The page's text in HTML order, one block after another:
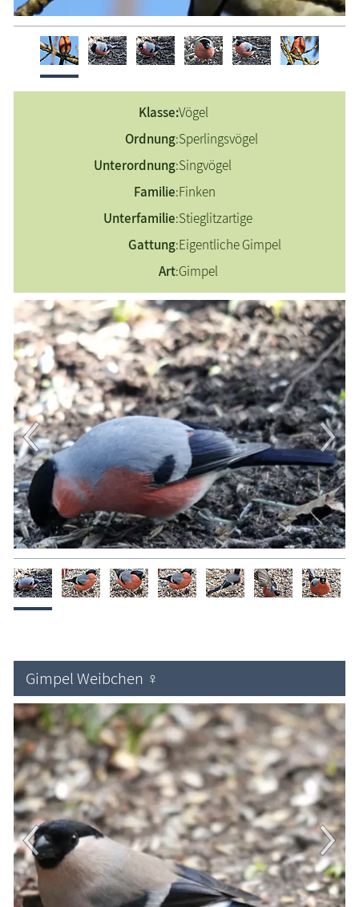
Eichelhäher
Erlenzeisig
Feldsperling
Gimpel
Haubenmeise
Haussperling
Rauchschwalbe
Rotkehlchen
Stieglitz
Sumpfmeise
Tannenmeise
Wintergoldhähnchen
Geschichten, Märchen & Sagen
Kranich Grus grus
Maritimes
Sehenswertes
Traditionelles
Zeitzeugen
Veranstaltungen
Blog
Klasse:Vögel
Ordnung:Sperlingsvögel
Unterordnung:Singvögel
Familie:Finken
Unterfamilie:Stieglitzartige
Gattung:Eigentliche Gimpel
Art:Gimpel
Gimpel Weibchen ♀